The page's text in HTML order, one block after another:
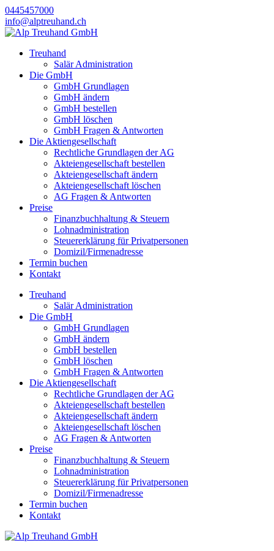
0445457000
info@alptreuhand.ch
Treuhand
Salär Administration
Die GmbH
GmbH Grundlagen
GmbH ändern
GmbH bestellen
GmbH löschen
GmbH Fragen & Antworten
Die Aktiengesellschaft
Rechtliche Grundlagen der AG
Akteiengesellschaft bestellen
Akteiengesellschaft ändern
Akteiengesellschaft löschen
AG Fragen & Antworten
Preise
Finanzbuchhaltung & Steuern
Lohnadministration
Steuererklärung für Privatpersonen
Domizil/Firmenadresse
Termin buchen
Kontakt
Treuhand
Salär Administration
Die GmbH
GmbH Grundlagen
GmbH ändern
GmbH bestellen
GmbH löschen
GmbH Fragen & Antworten
Die Aktiengesellschaft
Rechtliche Grundlagen der AG
Akteiengesellschaft bestellen
Akteiengesellschaft ändern
Akteiengesellschaft löschen
AG Fragen & Antworten
Preise
Finanzbuchhaltung & Steuern
Lohnadministration
Steuererklärung für Privatpersonen
Domizil/Firmenadresse
Termin buchen
Kontakt